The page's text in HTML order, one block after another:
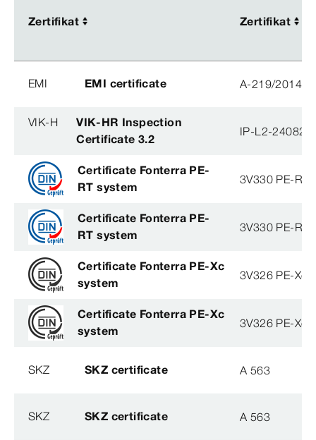
Zertifikat Zertifikat
Zertifikat Zertifikat
EMI EMI certificate A-219/2014
VIK-H
VIK-HR Inspection
Certificate 3.2
IP-L2-
Certificate Fonterra PE-
RT system
3V330 PE-RT
Certificate Fonterra PE-
RT system
3V330 PE-RT
Certificate Fonterra PE-Xc
system
3V326 PE-Xc
Certificate Fonterra PE-Xc
system
3V326 PE-Xc
SKZ SKZ certificate A 563
SKZ SKZ certificate A 563